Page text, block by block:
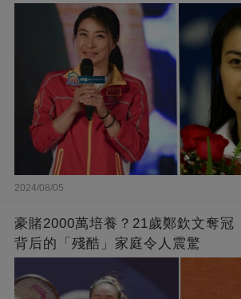
2024/08/05
豪賭2000萬培養？21歲鄭欽文奪冠
背后的「殘酷」家庭令人震驚